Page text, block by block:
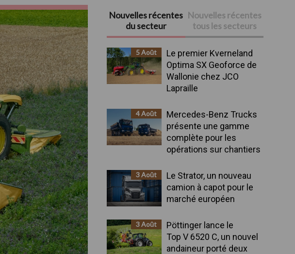
Barre
latérale
principale
Nouvelles récentes
du secteur
Nouvelles récentes
tous les secteurs
5 Août
Le premier Kverneland
Optima SX Geoforce de
Wallonie chez JCO
Lapraille
4 Août
Mercedes-Benz Trucks
présente une gamme
complète pour les
opérations sur chantiers
3 Août
Le Strator, un nouveau
camion à capot pour le
marché européen
3 Août
Pöttinger lance le
Top V 6520 C, un nouvel
andaineur porté deux